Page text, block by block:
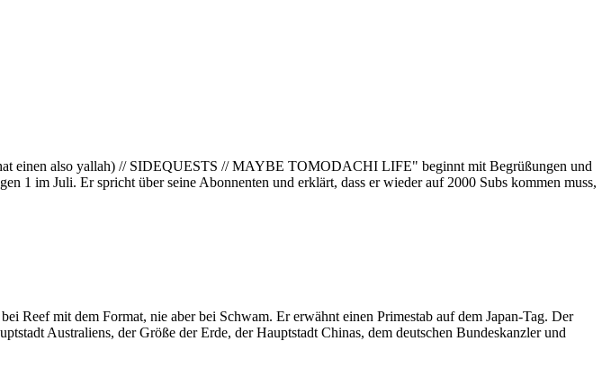
also yallah) // SIDEQUESTS // MAYBE TOMODACHI LIFE" beginnt mit Begrüßungen und
1 im Juli. Er spricht über seine Abonnenten und erklärt, dass er wieder auf 2000 Subs kommen muss,
Reef mit dem Format, nie aber bei Schwam. Er erwähnt einen Primestab auf dem Japan-Tag. Der
Australiens, der Größe der Erde, der Hauptstadt Chinas, dem deutschen Bundeskanzler und